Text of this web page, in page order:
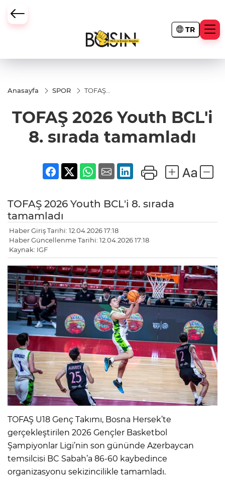
TR
Anasayfa SPOR
TOFAŞ
sırada
tamamladı
TOFAŞ 2026 Youth BCL'i
8. sırada tamamladı
TOFAŞ 2026 Youth BCL'i 8. sırada
tamamladı
Haber Giriş Tarihi: 12.04.2026 17:18
Haber Güncellenme Tarihi: 12.04.2026 17:18
Kaynak: IGF
TOFAŞ U18 Genç Takımı, Bosna Hersek’te
gerçekleştirilen 2026 Gençler Basketbol
Şampiyonlar Ligi’nin son gününde Azerbaycan
temsilcisi BC Sabah’a 86-60 kaybedince
organizasyonu sekizincilikle tamamladı.